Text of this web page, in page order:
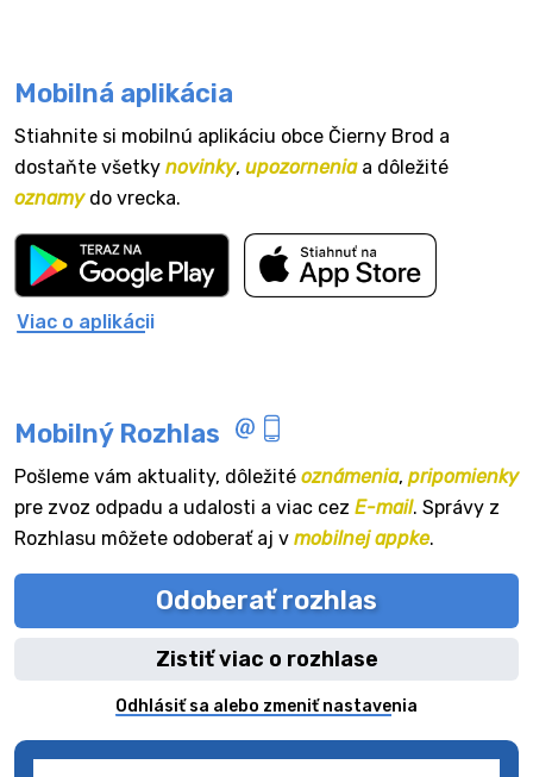
Mobilná aplikácia
Stiahnite si mobilnú aplikáciu obce Čierny Brod a
dostaňte všetky novinky, upozorneniaa dôležité
oznamydo vrecka.
Viac o aplikácii
Mobilný Rozhlas
Pošleme vám aktuality, dôležité oznámenia, pripomienky
pre zvoz odpadu a udalosti a viac cez E-mail. Správy z
Rozhlasu môžete odoberať aj v mobilnej appke.
Odoberať rozhlas
Zistiť viac o rozhlase
Odhlásiť sa alebo zmeniť nastavenia